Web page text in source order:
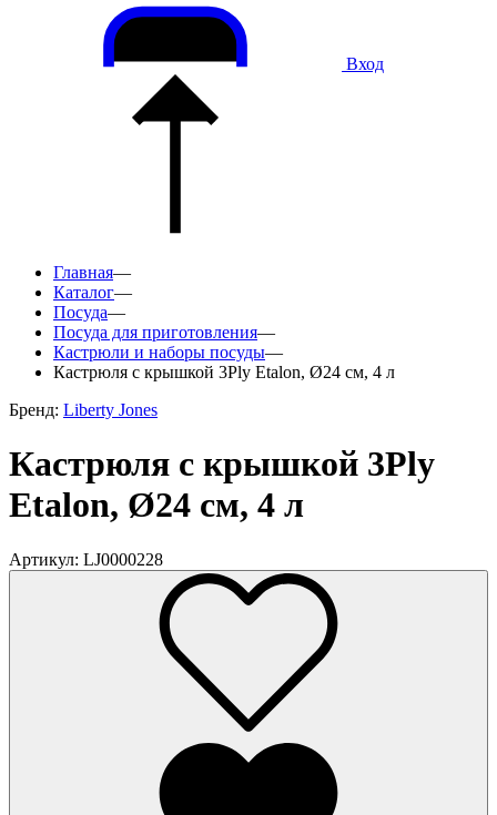
Вход
Главная—
Каталог—
Посуда—
Посуда для приготовления—
Кастрюли и наборы посуды—
Кастрюля с крышкой 3Ply Etalon, Ø24 см, 4 л
Бренд: Liberty Jones
Кастрюля с крышкой 3Ply
Etalon, Ø24 см, 4 л
Артикул: LJ0000228